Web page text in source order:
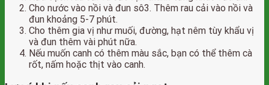
Cho nước vào nồi và đun sô3. Thêm rau cải vào nồi và
đun khoảng 5-7 phút.
Cho thêm gia vị như muối, đường, hạt nêm tùy khẩu vị
và đun thêm vài phút nữa.
Nếu muốn canh có thêm màu sắc, bạn có thể thêm cà
rốt, nấm hoặc thịt vào canh.